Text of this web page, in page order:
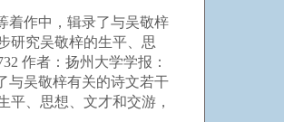
着作中，辑录了与吴敬梓
研究吴敬梓的生平、思
作者：扬州大学学报：
与吴敬梓有关的诗文若干
、思想、文才和交游，